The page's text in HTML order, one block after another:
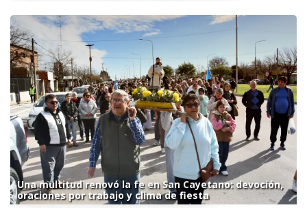
Una multitud renovó la fe en San Cayetano: devoción,
oraciones por trabajo y clima de fiesta